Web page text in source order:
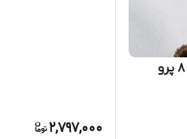
لنت ترمز جلو فونیکس تیگو 8 پرو
2,797,000